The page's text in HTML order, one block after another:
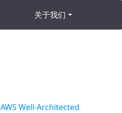
关于我们
AWS Well-Architected-